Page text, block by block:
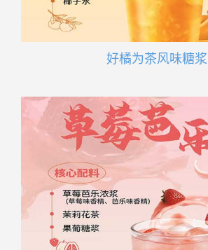
好橘为茶风味糖浆